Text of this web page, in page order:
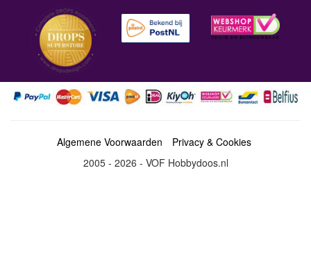
Algemene Voorwaarden
Privacy & Cookies
2005 - 2026 - VOF Hobbydoos.nl